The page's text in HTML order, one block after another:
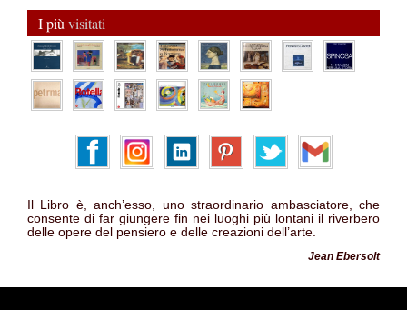
I più visitati
Il Libro è, anch’esso, uno straordinario ambasciatore, che
consente di far giungere fin nei luoghi più lontani il riverbero
delle opere del pensiero e delle creazioni dell’arte.
Jean Ebersolt